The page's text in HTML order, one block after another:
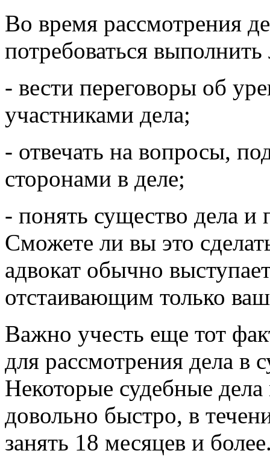
Во время рассмотрения
потребоваться
- вести переговоры об
участниками дела;
- отвечать на вопросы,
сторонами в деле;
- понять существо дела и
Сможете ли вы это
адвокат обычно
отстаивающим только
Важно учесть еще тот
для рассмотрения дела в
Некоторые судебные
довольно быстро, в
занять 18 месяцев и